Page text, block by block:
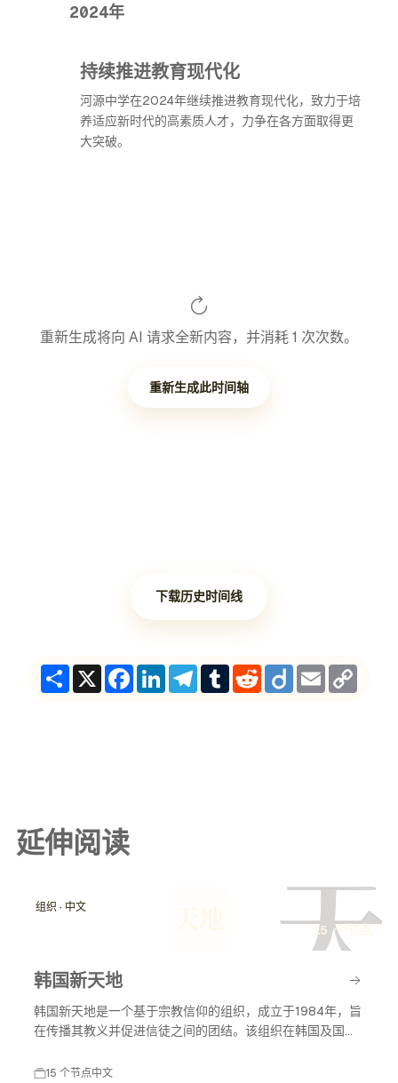
2024年
持续推进教育现代化
河源中学在2024年继续推进教育现代化，致力于培
养适应新时代的高素质人才，力争在各方面取得更
大突破。
重新生成将向 AI 请求全新内容，并消耗 1 次次数。
重新生成此时间轴
下载历史时间线
ShareX Facebook
LinkedInTelegram
TumblrRedditDiigoEmail
延伸阅读
天
组织 · 中文
15 个节点
韩国新天地
韩国新天地是一个基于宗教信仰的组织，成立于1984年，旨
在传播其教义并促进信徒之间的团结。该组织在韩国及国际
15 个节点中文